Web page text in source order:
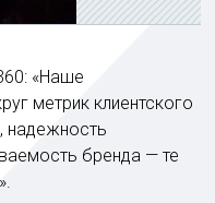
«Наше
метрик клиентского
надежность
бренда — те